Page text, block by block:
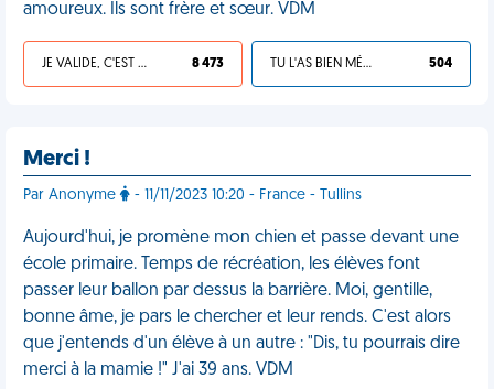
amoureux. Ils sont frère et sœur. VDM
JE VALIDE, C'EST UNE VDM 8 473 TU L'AS BIEN MÉRITÉ 504
Merci !
Par Anonyme - 11/11/2023 10:20 - France - Tullins
Aujourd'hui, je promène mon chien et passe devant une
école primaire. Temps de récréation, les élèves font
passer leur ballon par dessus la barrière. Moi, gentille,
bonne âme, je pars le chercher et leur rends. C'est alors
que j'entends d'un élève à un autre : "Dis, tu pourrais dire
merci à la mamie !" J'ai 39 ans. VDM